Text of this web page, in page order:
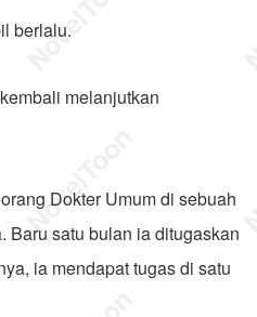
berlalu.
melanjutkan
Dokter Umum di sebuah
Baru satu bulan ia ditugaskan
ia mendapat tugas di satu